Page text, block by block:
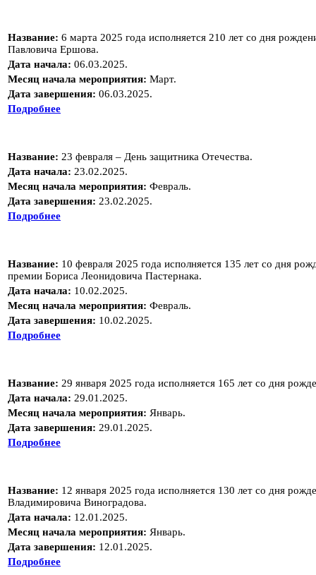
Название: 6 марта 2025 года исполняется 210 лет со дня
Павловича Ершова.
Дата начала: 06.03.2025.
Месяц начала мероприятия: Март.
Дата завершения: 06.03.2025.
Подробнее
Название: 23 февраля – День защитника Отечества.
Дата начала: 23.02.2025.
Месяц начала мероприятия: Февраль.
Дата завершения: 23.02.2025.
Подробнее
Название: 10 февраля 2025 года исполняется 135 лет со дня
премии Бориса Леонидовича Пастернака.
Дата начала: 10.02.2025.
Месяц начала мероприятия: Февраль.
Дата завершения: 10.02.2025.
Подробнее
Название: 29 января 2025 года исполняется 165 лет со дня
Дата начала: 29.01.2025.
Месяц начала мероприятия: Январь.
Дата завершения: 29.01.2025.
Подробнее
Название: 12 января 2025 года исполняется 130 лет со дня
Владимировича Виноградова.
Дата начала: 12.01.2025.
Месяц начала мероприятия: Январь.
Дата завершения: 12.01.2025.
Подробнее